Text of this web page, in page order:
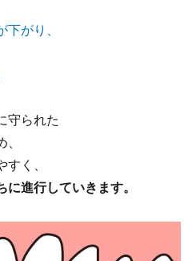
下がり、
守られた
、
く、
に進行していきます。